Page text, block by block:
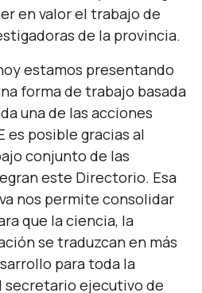
en valor el trabajo de
de la provincia.
estamos presentando
forma de trabajo basada
una de las acciones
es posible gracias al
conjunto de las
este Directorio. Esa
nos permite consolidar
que la ciencia, la
se traduzcan en más
para toda la
secretario ejecutivo de